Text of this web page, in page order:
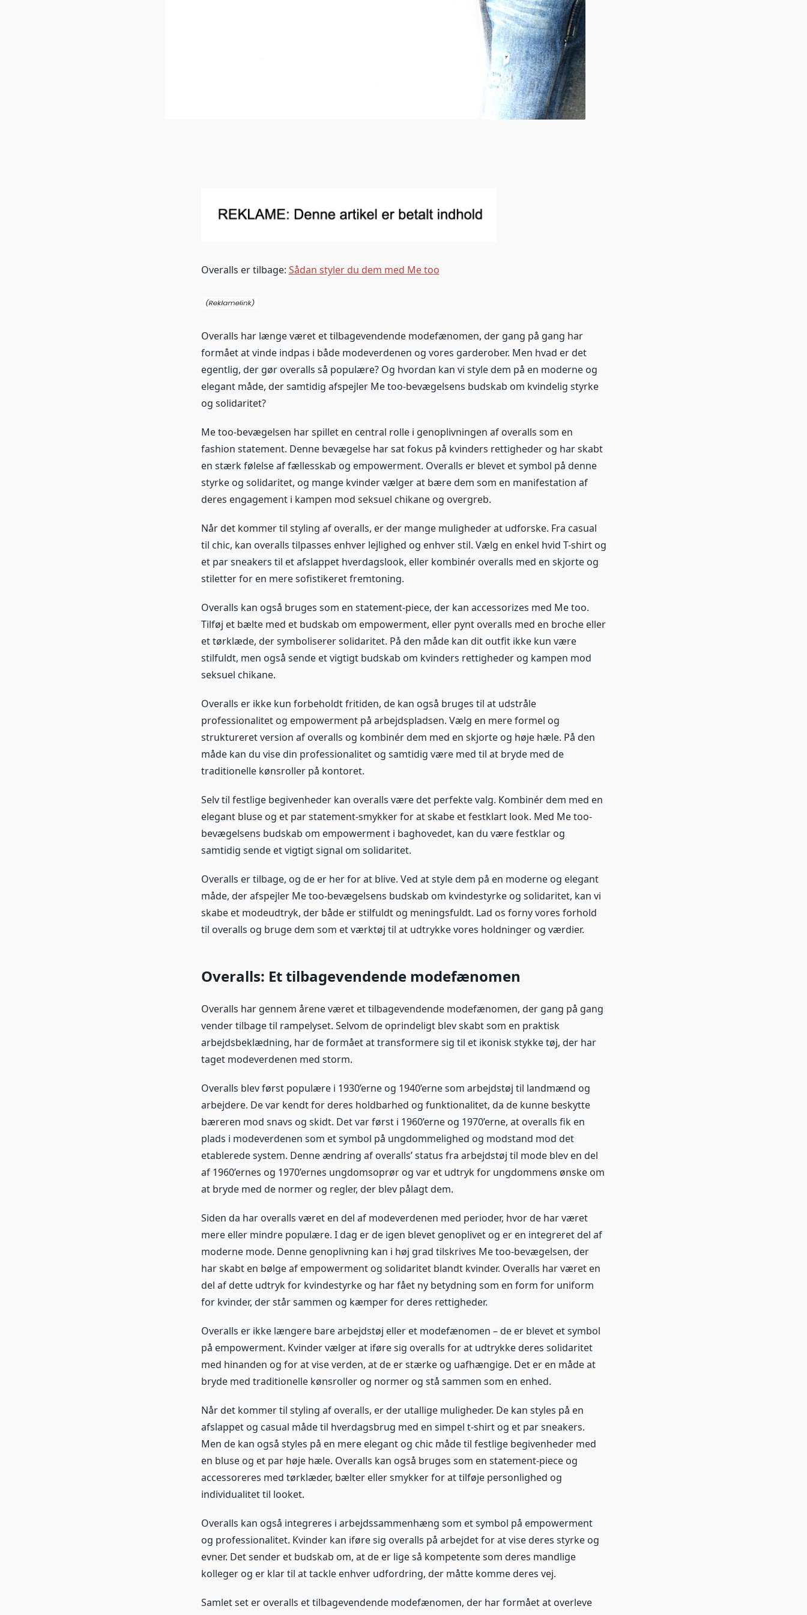
Overalls er tilbage: Sådan styler du dem med Me too
Overalls har længe været et tilbagevendende modefænomen, der gang på gang har
formået at vinde indpas i både modeverdenen og vores garderober. Men hvad er det
egentlig, der gør overalls så populære? Og hvordan kan vi style dem på en moderne og
elegant måde, der samtidig afspejler Me too-bevægelsens budskab om kvindelig styrke
og solidaritet?
Me too-bevægelsen har spillet en central rolle i genoplivningen af overalls som en
fashion statement. Denne bevægelse har sat fokus på kvinders rettigheder og har skabt
en stærk følelse af fællesskab og empowerment. Overalls er blevet et symbol på denne
styrke og solidaritet, og mange kvinder vælger at bære dem som en manifestation af
deres engagement i kampen mod seksuel chikane og overgreb.
Når det kommer til styling af overalls, er der mange muligheder at udforske. Fra casual
til chic, kan overalls tilpasses enhver lejlighed og enhver stil. Vælg en enkel hvid T-shirt og
et par sneakers til et afslappet hverdagslook, eller kombinér overalls med en skjorte og
stiletter for en mere sofistikeret fremtoning.
Overalls kan også bruges som en statement-piece, der kan accessorizes med Me too.
Tilføj et bælte med et budskab om empowerment, eller pynt overalls med en broche eller
et tørklæde, der symboliserer solidaritet. På den måde kan dit outfit ikke kun være
stilfuldt, men også sende et vigtigt budskab om kvinders rettigheder og kampen mod
seksuel chikane.
Overalls er ikke kun forbeholdt fritiden, de kan også bruges til at udstråle
professionalitet og empowerment på arbejdspladsen. Vælg en mere formel og
struktureret version af overalls og kombinér dem med en skjorte og høje hæle. På den
måde kan du vise din professionalitet og samtidig være med til at bryde med de
traditionelle kønsroller på kontoret.
Selv til festlige begivenheder kan overalls være det perfekte valg. Kombinér dem med en
elegant bluse og et par statement-smykker for at skabe et festklart look. Med Me too-
bevægelsens budskab om empowerment i baghovedet, kan du være festklar og
samtidig sende et vigtigt signal om solidaritet.
Overalls er tilbage, og de er her for at blive. Ved at style dem på en moderne og elegant
måde, der afspejler Me too-bevægelsens budskab om kvindestyrke og solidaritet, kan vi
skabe et modeudtryk, der både er stilfuldt og meningsfuldt. Lad os forny vores forhold
til overalls og bruge dem som et værktøj til at udtrykke vores holdninger og værdier.
Overalls: Et tilbagevendende modefænomen
Overalls har gennem årene været et tilbagevendende modefænomen, der gang på gang
vender tilbage til rampelyset. Selvom de oprindeligt blev skabt som en praktisk
arbejdsbeklædning, har de formået at transformere sig til et ikonisk stykke tøj, der har
taget modeverdenen med storm.
Overalls blev først populære i 1930’erne og 1940’erne som arbejdstøj til landmænd og
arbejdere. De var kendt for deres holdbarhed og funktionalitet, da de kunne beskytte
bæreren mod snavs og skidt. Det var først i 1960’erne og 1970’erne, at overalls fik en
plads i modeverdenen som et symbol på ungdommelighed og modstand mod det
etablerede system. Denne ændring af overalls’ status fra arbejdstøj til mode blev en del
af 1960’ernes og 1970’ernes ungdomsoprør og var et udtryk for ungdommens ønske om
at bryde med de normer og regler, der blev pålagt dem.
Siden da har overalls været en del af modeverdenen med perioder, hvor de har været
mere eller mindre populære. I dag er de igen blevet genoplivet og er en integreret del af
moderne mode. Denne genoplivning kan i høj grad tilskrives Me too-bevægelsen, der
har skabt en bølge af empowerment og solidaritet blandt kvinder. Overalls har været en
del af dette udtryk for kvindestyrke og har fået ny betydning som en form for uniform
for kvinder, der står sammen og kæmper for deres rettigheder.
Overalls er ikke længere bare arbejdstøj eller et modefænomen – de er blevet et symbol
på empowerment. Kvinder vælger at iføre sig overalls for at udtrykke deres solidaritet
med hinanden og for at vise verden, at de er stærke og uafhængige. Det er en måde at
bryde med traditionelle kønsroller og normer og stå sammen som en enhed.
Når det kommer til styling af overalls, er der utallige muligheder. De kan styles på en
afslappet og casual måde til hverdagsbrug med en simpel t-shirt og et par sneakers.
Men de kan også styles på en mere elegant og chic måde til festlige begivenheder med
en bluse og et par høje hæle. Overalls kan også bruges som en statement-piece og
accessoreres med tørklæder, bælter eller smykker for at tilføje personlighed og
individualitet til looket.
Overalls kan også integreres i arbejdssammenhæng som et symbol på empowerment
og professionalitet. Kvinder kan iføre sig overalls på arbejdet for at vise deres styrke og
evner. Det sender et budskab om, at de er lige så kompetente som deres mandlige
kolleger og er klar til at tackle enhver udfordring, der måtte komme deres vej.
Samlet set er overalls et tilbagevendende modefænomen, der har formået at overleve